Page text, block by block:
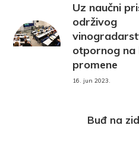
Uz naučni
održivog
otpornog na
promene
16. jun 2023.
Buđ na